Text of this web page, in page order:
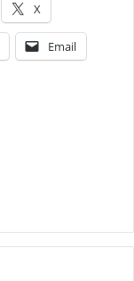
X
Email